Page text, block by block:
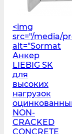
<img
src="/media/
alt="Sormat
Анкер
LIEBIG SK
для
высоких
нагрузок
NON-
CRACKED
CONCRETE